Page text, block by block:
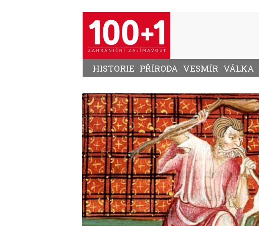
HISTORIE PŘÍRODA VESMÍR VÁLKA
Image